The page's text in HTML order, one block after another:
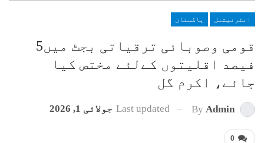
انٹرنیشنل پاکستان
قومی وصوبائی ترقیاتی بجٹ میں5
فیصد اقلیتوں کےلئے مختص کیا
جائے، اکرم گل
By Admin
Last updated جولائی 1, 2026
0